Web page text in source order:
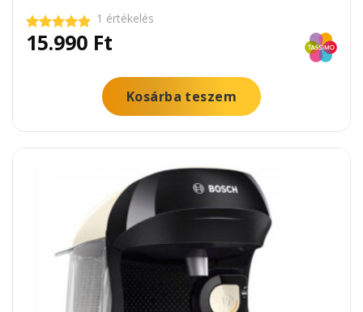
Értékelés:
5.00/ 5
1 értékelés
15.990 Ft
Kosárba teszem